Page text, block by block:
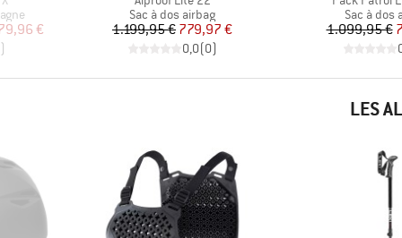
€
)
Product group
Sac à dos airbag
Prix
1.199,95 €Prix réduit
779,97 €
0,0(0)
Product
Sac à dos
1.099,95 €
LES